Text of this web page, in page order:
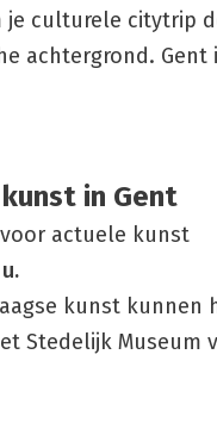
je culturele citytrip
achtergrond. Gent
in Gent
actuele kunst
kunst kunnen
Stedelijk Museum